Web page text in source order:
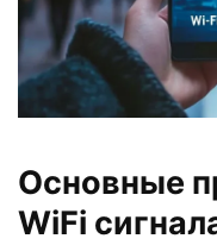
Основные
WiFi